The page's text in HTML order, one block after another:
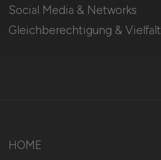
Social Media & Networks
Gleichberechtigung & Vielfalt
HOME